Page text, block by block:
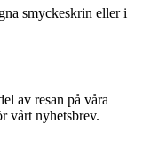
smyckeskrin eller i
av resan på våra
vårt nyhetsbrev.